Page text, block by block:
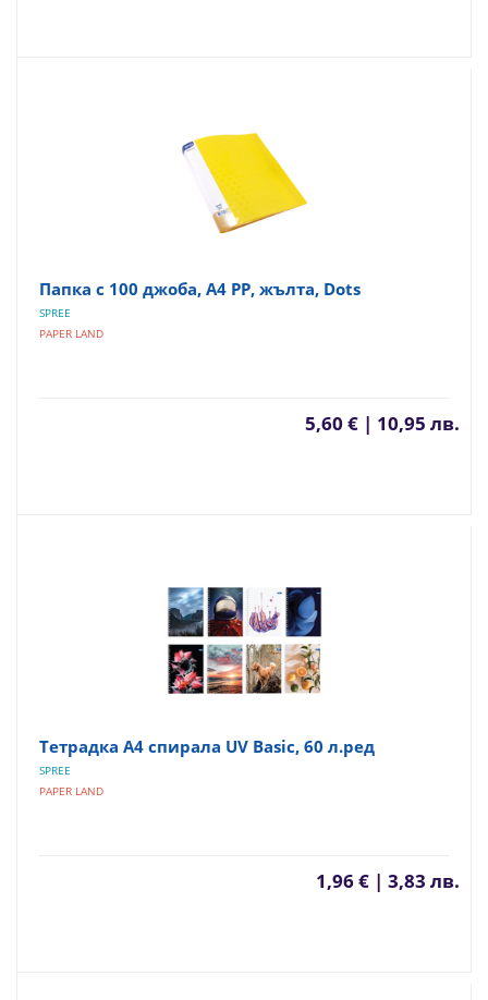
Папка с 100 джоба, A4 PP, жълта, Dots
SPREE
PAPER LAND
5,60 € | 10,95 лв.
Тетрадка A4 спирала UV Basic, 60 л.ред
SPREE
PAPER LAND
1,96 € | 3,83 лв.